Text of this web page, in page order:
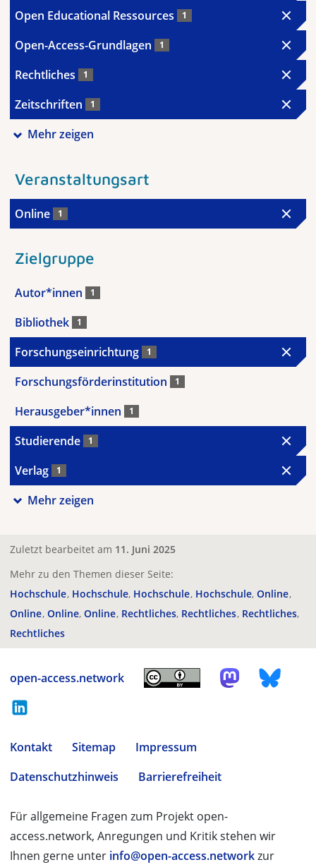
Open Educational Ressources 1
Open-Access-Grundlagen 1
Rechtliches 1
Zeitschriften 1
Mehr zeigen
Veranstaltungsart
Online 1
Zielgruppe
Autor*innen 1
Bibliothek 1
Forschungseinrichtung 1
Forschungsförderinstitution 1
Herausgeber*innen 1
Studierende 1
Verlag 1
Mehr zeigen
Zuletzt bearbeitet am 11. Juni 2025
Mehr zu den Themen dieser Seite:
Hochschule Hochschule Hochschule Hochschule Online
Online Online Online Rechtliches Rechtliches Rechtliches
Rechtliches
open-access.network
Kontakt Sitemap
Impressum
Datenschutzhinweis
Barrierefreiheit
Für allgemeine Fragen zum Projekt open-
access.network, Anregungen und Kritik stehen wir
Ihnen gerne unter info@open-access.networkzur